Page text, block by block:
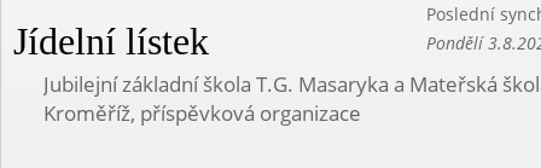
Jídelní lístek
Poslední
Pondělí
Jubilejní základní škola T.G. Masaryka a Mateřská
Kroměříž, příspěvková organizace